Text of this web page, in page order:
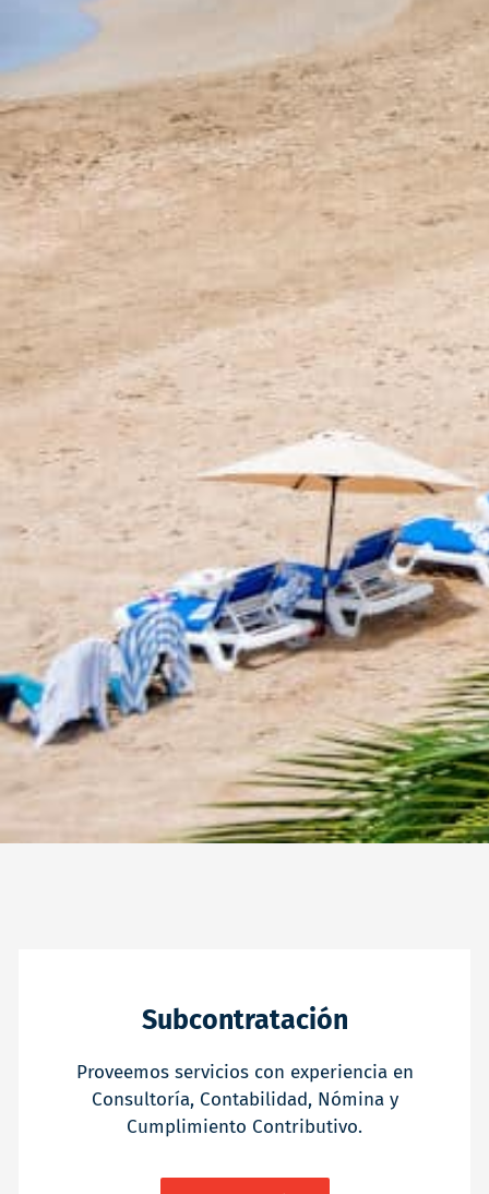
Subcontratación
Proveemos servicios con experiencia en
Consultoría, Contabilidad, Nómina y
Cumplimiento Contributivo.